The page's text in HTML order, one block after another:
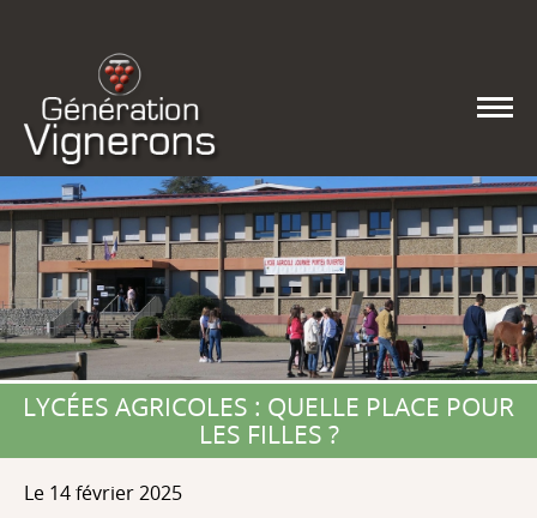
LYCÉES AGRICOLES : QUELLE PLACE POUR
LES FILLES ?
Le 14 février 2025